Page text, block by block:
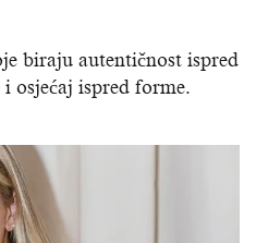
biraju autentičnost ispred
osjećaj ispred forme.